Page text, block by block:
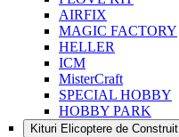
AIRFIX
MAGIC FACTORY
HELLER
ICM
MisterCraft
SPECIAL HOBBY
HOBBY PARK
Kituri Elicoptere de Construit